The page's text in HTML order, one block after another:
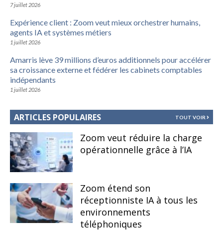
7 juillet 2026
Expérience client : Zoom veut mieux orchestrer humains,
agents IA et systèmes métiers
1 juillet 2026
Amarris lève 39 millions d’euros additionnels pour accélérer
sa croissance externe et fédérer les cabinets comptables
indépendants
1 juillet 2026
ARTICLES POPULAIRES TOUT VOIR
Zoom veut réduire la charge
opérationnelle grâce à l’IA
Zoom étend son
réceptionniste IA à tous les
environnements
téléphoniques